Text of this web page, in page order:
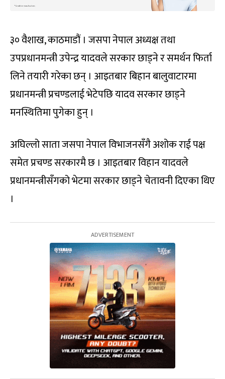
३० वैशाख, काठमाडौं । जसपा नेपाल अध्यक्ष तथा
उपप्रधानमन्त्री उपेन्द्र यादवले सरकार छाड्ने र समर्थन फिर्ता
लिने तयारी गरेका छन् । आइतबार बिहान बालुवाटारमा
प्रधानमन्त्री प्रचण्डलाई भेटेपछि यादव सरकार छाड्ने
मनस्थितिमा पुगेका हुन् ।
अघिल्लो साता जसपा नेपाल विभाजनसँगै अशोक राई पक्ष
समेत प्रचण्ड सरकारमै छ । आइतबार विहान यादवले
प्रधानमन्त्रीसँगको भेटमा सरकार छाड्ने चेतावनी दिएका थिए
।